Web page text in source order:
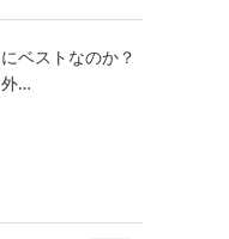
ベストなのか？
…